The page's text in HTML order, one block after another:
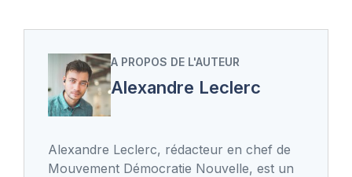
A PROPOS DE L'AUTEUR
Alexandre Leclerc
Alexandre Leclerc, rédacteur en chef de
Mouvement Démocratie Nouvelle, est un